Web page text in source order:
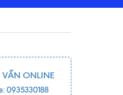
VẤN ONLINE
0935330188